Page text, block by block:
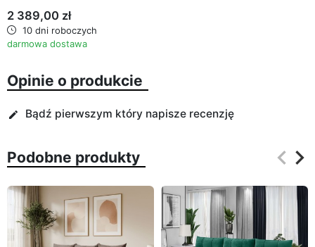
2 389,00 zł
10 dni roboczych
darmowa dostawa
Opinie o produkcie
edit Bądź pierwszym który napisze recenzję
Podobne produkty keyboard_arrow_left
keyboard_arrow_right